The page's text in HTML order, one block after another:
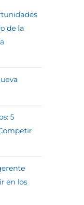
de la
5
en los